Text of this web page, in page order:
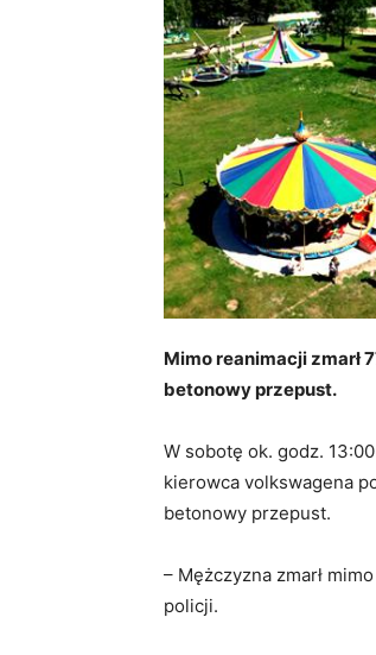
Mimo reanimacji zmarł
betonowy przepust.
W sobotę ok. godz.
kierowca volkswagena
betonowy przepust.
– Mężczyzna zmarł
policji.